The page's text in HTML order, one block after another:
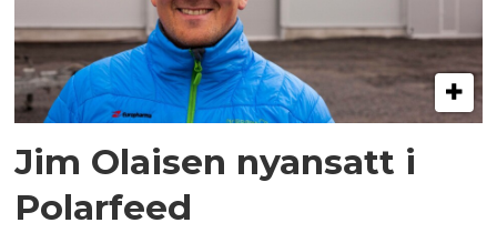
Jim Olaisen nyansatt i
Polarfeed